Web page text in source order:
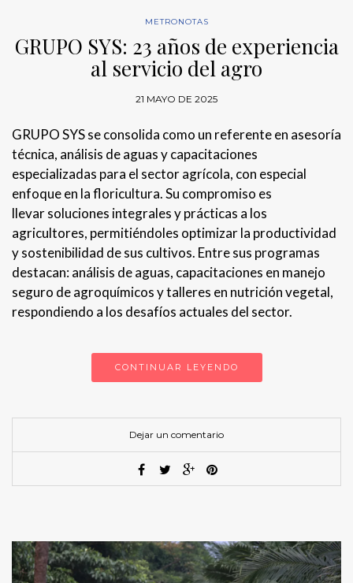
METRONOTAS
GRUPO SYS: 23 años de experiencia
al servicio del agro
21 MAYO DE 2025
GRUPO SYS se consolida como un referente en asesoría
técnica, análisis de aguas y capacitaciones
especializadas para el sector agrícola, con especial
enfoque en la floricultura. Su compromiso es
llevar soluciones integrales y prácticas a los
agricultores, permitiéndoles optimizar la productividad
y sostenibilidad de sus cultivos. Entre sus programas
destacan: análisis de aguas, capacitaciones en manejo
seguro de agroquímicos y talleres en nutrición vegetal,
respondiendo a los desafíos actuales del sector.
CONTINUAR LEYENDO
Dejar un comentario